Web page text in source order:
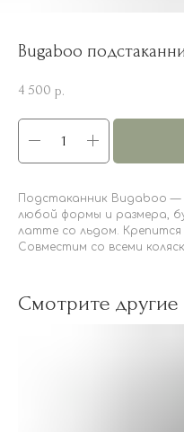
Bugaboo
4 500 р.
Подстаканник Bugaboo —
любой формы и размера,
латте со льдом.
Совместим со всеми
Смотрите другие